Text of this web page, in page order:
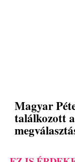
Magyar
találkozott